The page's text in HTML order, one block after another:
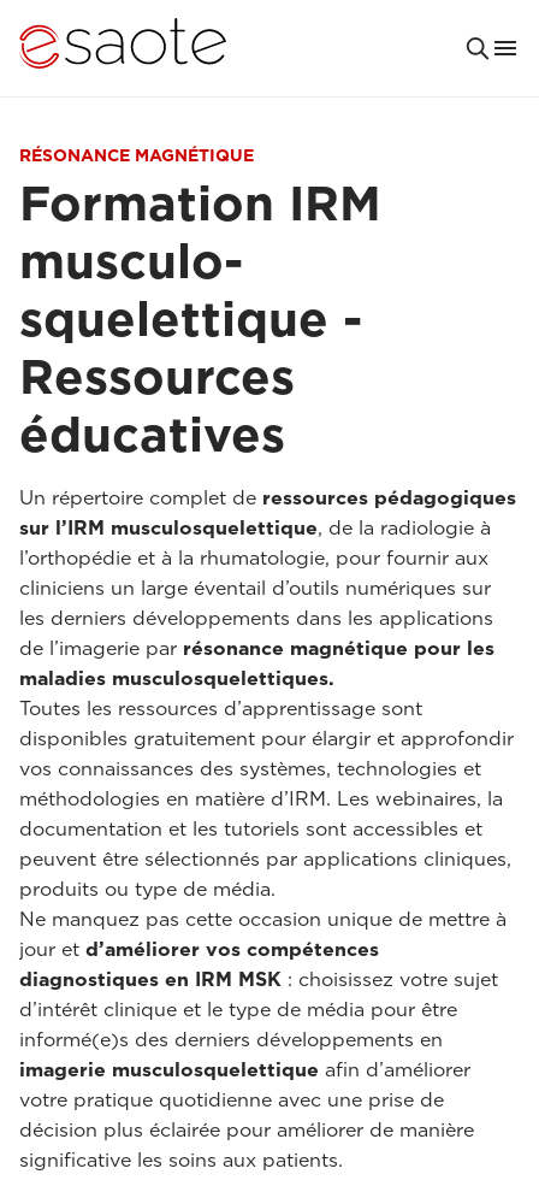
RÉSONANCE MAGNÉTIQUE
Formation IRM
musculo-
squelettique -
Ressources
éducatives
Un répertoire complet de ressources pédagogiques
sur l’IRM musculosquelettique, de la radiologie à
l’orthopédie et à la rhumatologie, pour fournir aux
cliniciens un large éventail d’outils numériques sur
les derniers développements dans les applications
de l’imagerie par résonance magnétique pour les
maladies musculosquelettiques.
Toutes les ressources d’apprentissage sont
disponibles gratuitement pour élargir et approfondir
vos connaissances des systèmes, technologies et
méthodologies en matière d’IRM. Les webinaires, la
documentation et les tutoriels sont accessibles et
peuvent être sélectionnés par applications cliniques,
produits ou type de média.
Ne manquez pas cette occasion unique de mettre à
jour et d’améliorer vos compétences
diagnostiques en IRM MSK : choisissez votre sujet
d’intérêt clinique et le type de média pour être
informé(e)s des derniers développements en
imagerie musculosquelettique afin d’améliorer
votre pratique quotidienne avec une prise de
décision plus éclairée pour améliorer de manière
significative les soins aux patients.